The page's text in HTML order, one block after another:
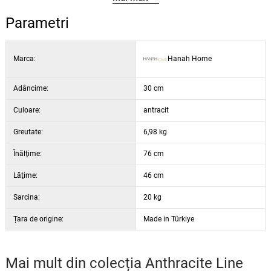
Înălțimea picioarelor: 15 cm
Culoare: antracit
Parametri
Marca: Hanah Home
Adâncime: 30 cm
Culoare: antracit
Greutate: 6,98 kg
Înălţime: 76 cm
Lăţime: 46 cm
Sarcina: 20 kg
Țara de origine: Made in Türkiye
Mai mult din colecția Anthracite Line